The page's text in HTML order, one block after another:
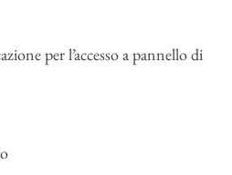
per l’accesso a pannello di